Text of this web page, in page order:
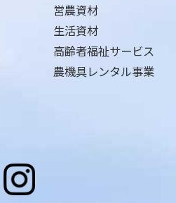
営農資材
生活資材
高齢者福祉サービス
農機具レンタル事業